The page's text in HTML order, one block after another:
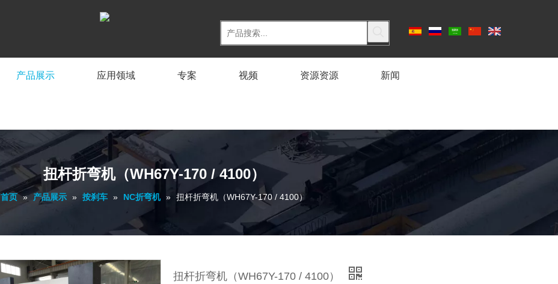
产品展示 应用领域 专案 视频 资源资源 新闻
扭杆折弯机（WH67Y-170 / 4100）
首页 » 产品展示 » 按刹车 » NC折弯机 » 扭杆折弯机（WH67Y-170 / 4100）
扭杆折弯机（WH67Y-170 / 4100）